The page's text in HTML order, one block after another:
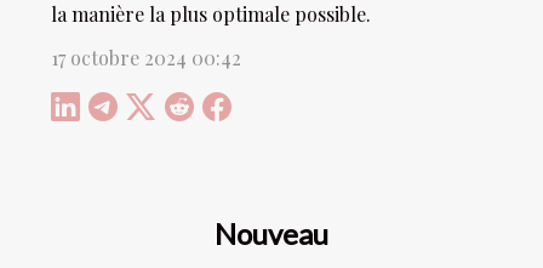
la manière la plus optimale possible.
17 octobre 2024 00:42
Nouveau